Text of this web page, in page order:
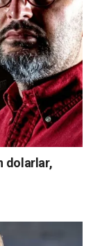
dolarlar,